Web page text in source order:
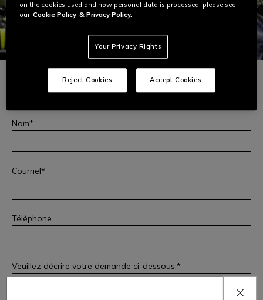
SÉCURITÉ DES PRODUITS
Remplissez ce formulaire pour signaler tout problème ou
incident de sécurité lié au produit que vous avez acheté ou
Nom
Courriel
Téléphone
Veuillez décrire votre demande ci-dessous:
on the cookies used and how personal data is processed, please see
our Cookie Policy & Privacy Policy.
Your Privacy Rights
Reject Cookies Accept Cookies